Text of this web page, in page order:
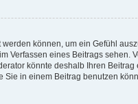
können, um ein Gefühl
Verfassen eines Beitrags
könnte deshalb Ihren
Sie in einem Beitrag benutzen